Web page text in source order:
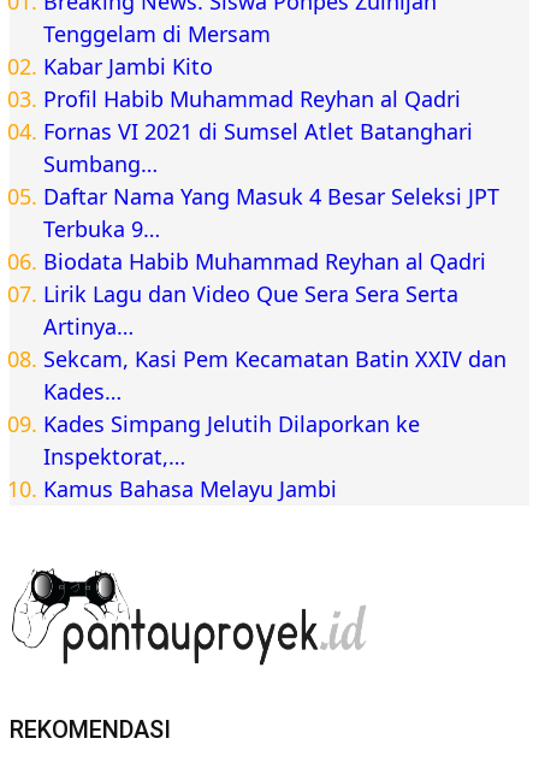
Tenggelam di Mersam
Kabar Jambi Kito
Profil Habib Muhammad Reyhan al Qadri
Fornas VI 2021 di Sumsel Atlet Batanghari
Sumbang…
Daftar Nama Yang Masuk 4 Besar Seleksi JPT
Terbuka 9…
Biodata Habib Muhammad Reyhan al Qadri
Lirik Lagu dan Video Que Sera Sera Serta
Artinya…
Sekcam, Kasi Pem Kecamatan Batin XXIV dan
Kades…
Kades Simpang Jelutih Dilaporkan ke
Inspektorat,…
Kamus Bahasa Melayu Jambi
REKOMENDASI